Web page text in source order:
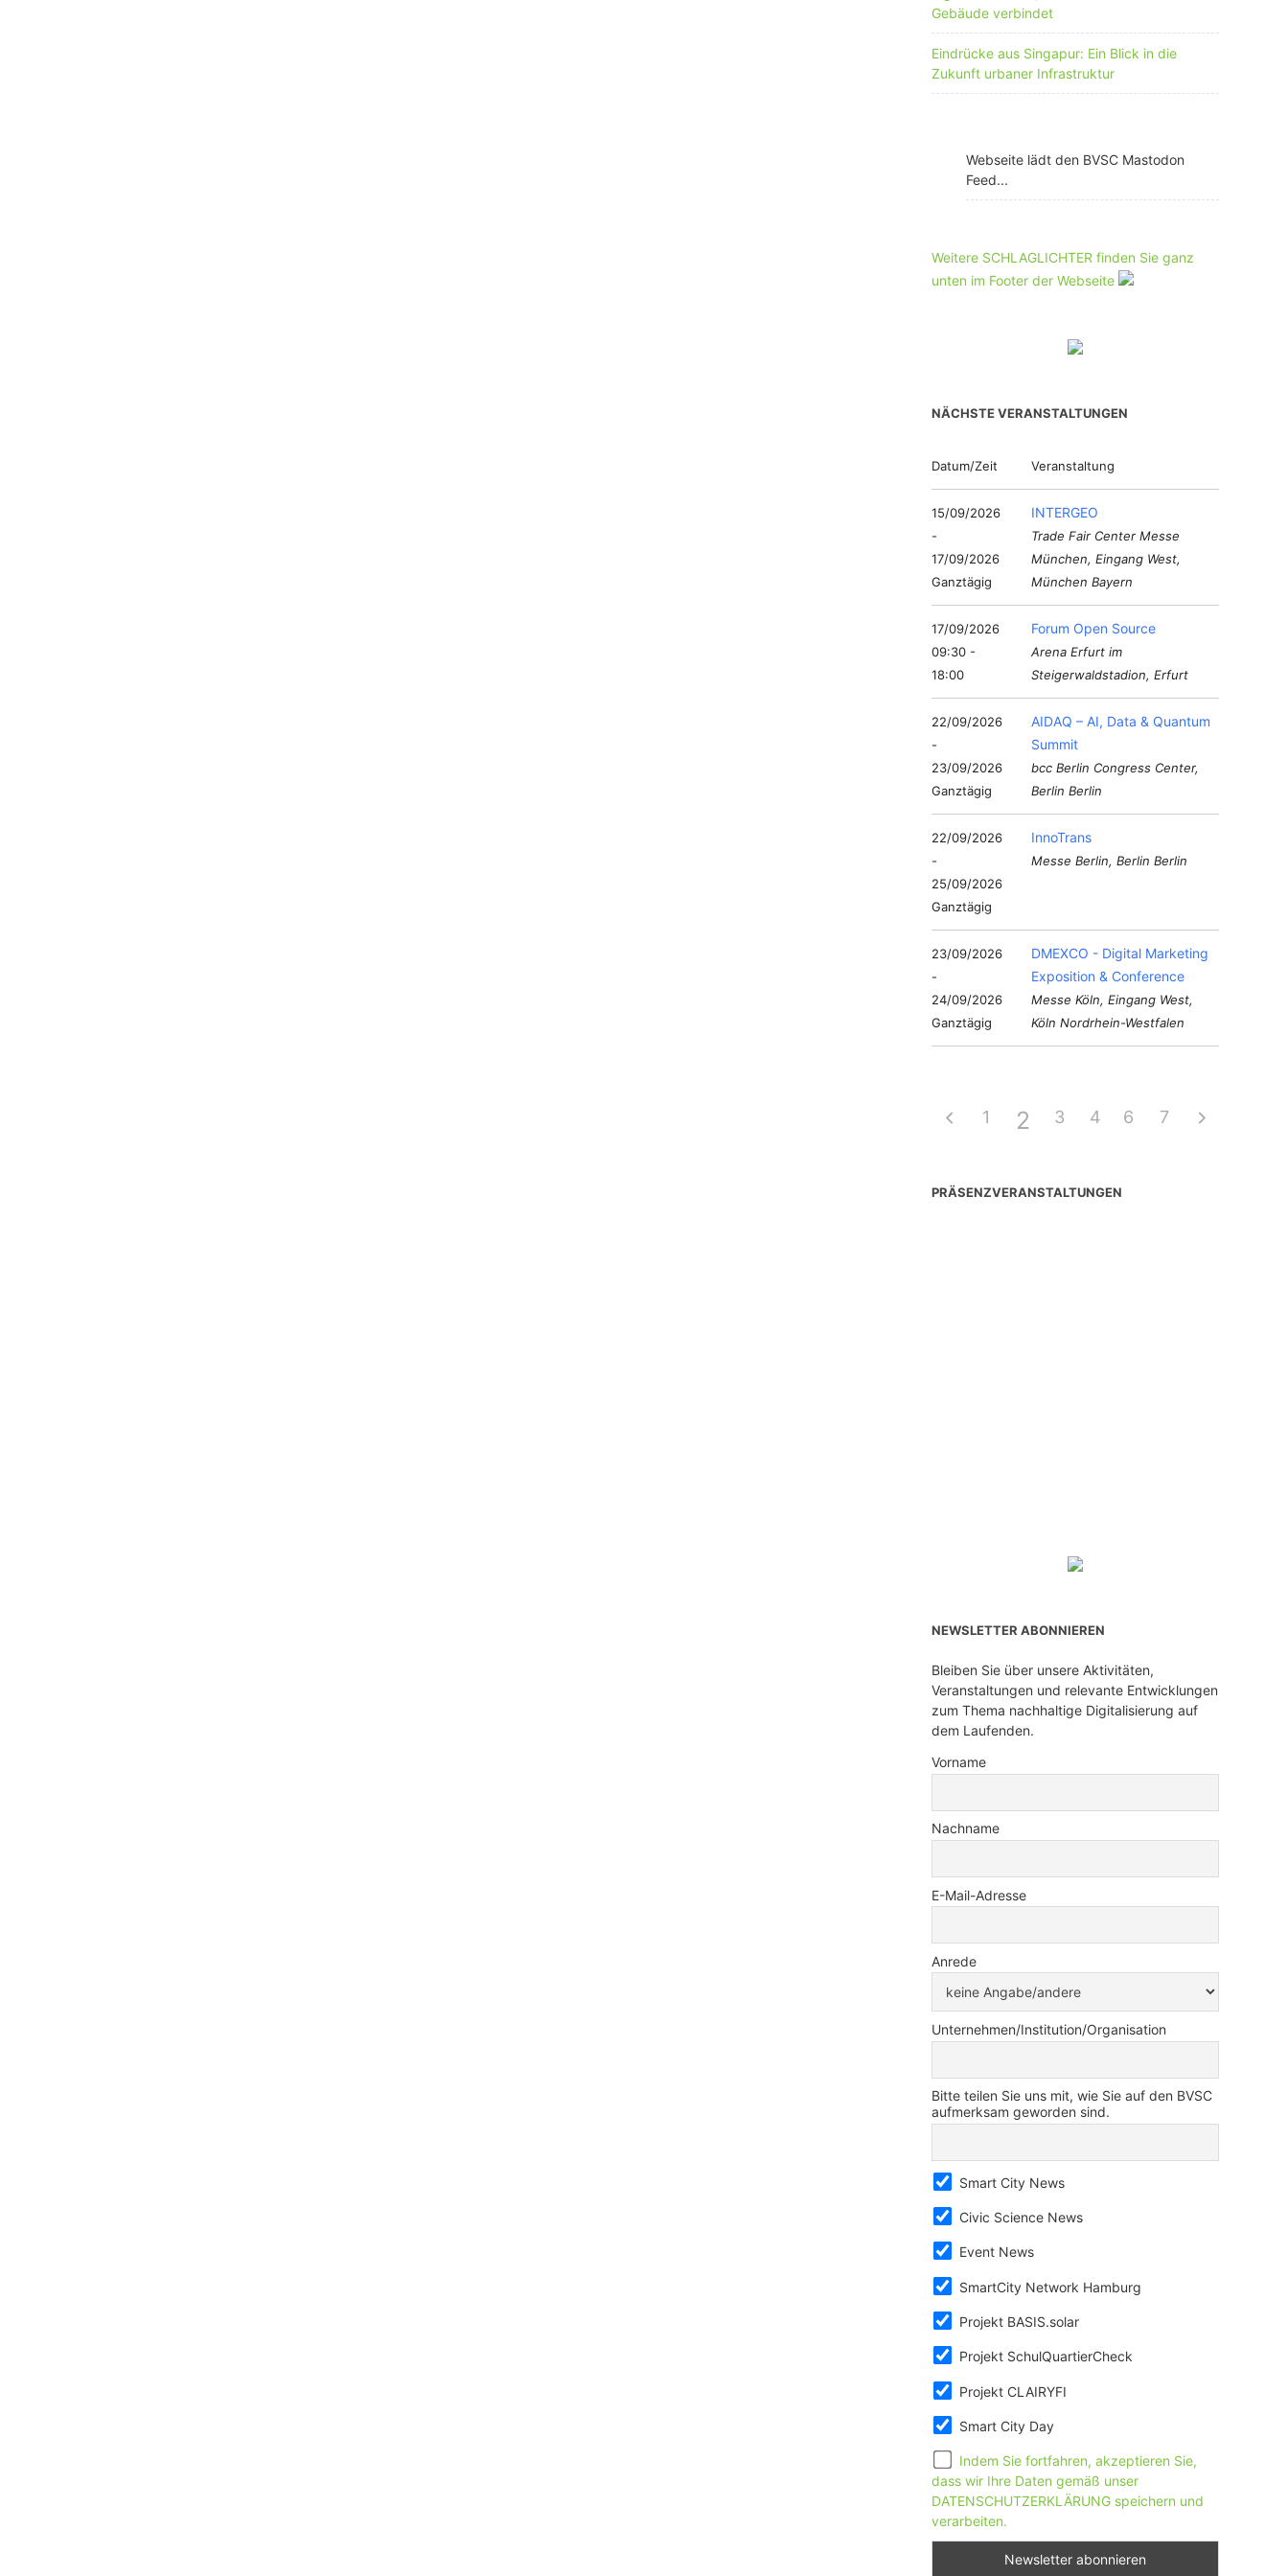
Gebäude verbindet
Eindrücke aus Singapur: Ein Blick in die
Zukunft urbaner Infrastruktur
Webseite lädt den BVSC Mastodon
Feed...
Weitere SCHLAGLICHTER finden Sie ganz
unten im Footer der Webseite
NÄCHSTE VERANSTALTUNGEN
Datum/Zeit Veranstaltung
15/09/2026
-
17/09/2026
Ganztägig
INTERGEO
Trade Fair Center Messe
München, Eingang West,
München Bayern
17/09/2026
09:30 -
18:00
Forum Open Source
Arena Erfurt im
Steigerwaldstadion, Erfurt
22/09/2026
-
23/09/2026
Ganztägig
AIDAQ – AI, Data & Quantum
Summit
bcc Berlin Congress Center,
Berlin Berlin
22/09/2026
-
25/09/2026
Ganztägig
InnoTrans
Messe Berlin, Berlin Berlin
23/09/2026
-
24/09/2026
Ganztägig
DMEXCO - Digital Marketing
Exposition & Conference
Messe Köln, Eingang West,
Köln Nordrhein-Westfalen
1 2 3 4 5
6 7
PRÄSENZVERANSTALTUNGEN
NEWSLETTER ABONNIEREN
Bleiben Sie über unsere Aktivitäten,
Veranstaltungen und relevante Entwicklungen
zum Thema nachhaltige Digitalisierung auf
dem Laufenden.
Vorname
Nachname
E-Mail-Adresse
Anrede
Unternehmen/Institution/Organisation
Bitte teilen Sie uns mit, wie Sie auf den BVSC
aufmerksam geworden sind.
Smart City News
Civic Science News
Event News
SmartCity Network Hamburg
Projekt BASIS.solar
Projekt SchulQuartierCheck
Projekt CLAIRYFI
Smart City Day
Indem Sie fortfahren, akzeptieren Sie,
dass wir Ihre Daten gemäß unser
DATENSCHUTZERKLÄRUNG speichern und
verarbeiten.